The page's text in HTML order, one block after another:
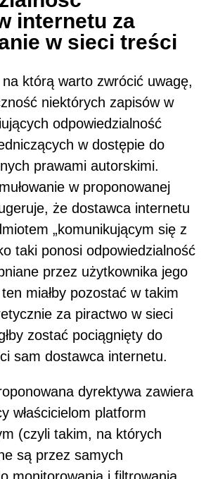
internetu za
w sieci treści
którą warto zwrócić uwagę,
niektórych zapisów w
odpowiedzialność
w dostępie do
prawami autorskimi.
w proponowanej
że dostawca internetu
„komunikującym się z
taki ponosi odpowiedzialność
przez użytkownika jego
miałby pozostać w takim
za piractwo w sieci
zostać pociągnięty do
sam dostawca internetu.
dyrektywa zawiera
właścicielom platform
(czyli takim, na których
są przez samych